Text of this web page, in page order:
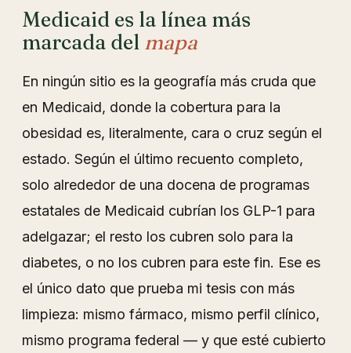
Medicaid es la línea más
marcada del mapa
En ningún sitio es la geografía más cruda que
en Medicaid, donde la cobertura para la
obesidad es, literalmente, cara o cruz según el
estado. Según el último recuento completo,
solo alrededor de una docena de programas
estatales de Medicaid cubrían los GLP-1 para
adelgazar; el resto los cubren solo para la
diabetes, o no los cubren para este fin. Ese es
el único dato que prueba mi tesis con más
limpieza: mismo fármaco, mismo perfil clínico,
mismo programa federal — y que esté cubierto